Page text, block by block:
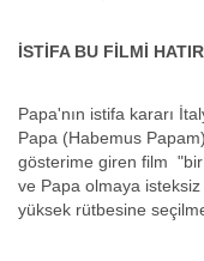
İSTİFA BU FİLMİ
Papa'nın istifa kararı
Papa (Habemus
gösterime giren film "bir
ve Papa olmaya
yüksek rütbesine